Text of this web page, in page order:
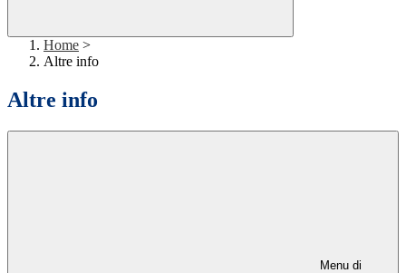
Home >
Altre info
Altre info
Menu di